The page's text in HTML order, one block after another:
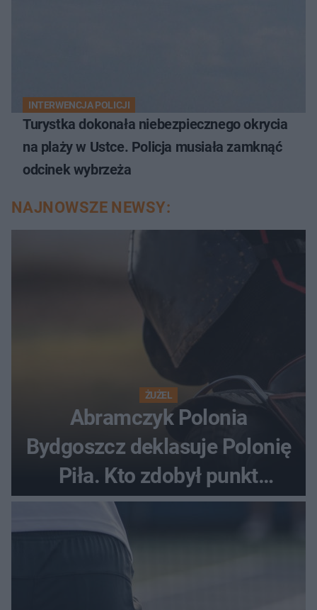
INTERWENCJA POLICJI
Turystka dokonała niebezpiecznego okrycia
na plaży w Ustce. Policja musiała zamknąć
odcinek wybrzeża
NAJNOWSZE NEWSY:
ŻUŻEL
Abramczyk Polonia
Bydgoszcz deklasuje Polonię
Piła. Kto zdobył punkt
bonusowy?